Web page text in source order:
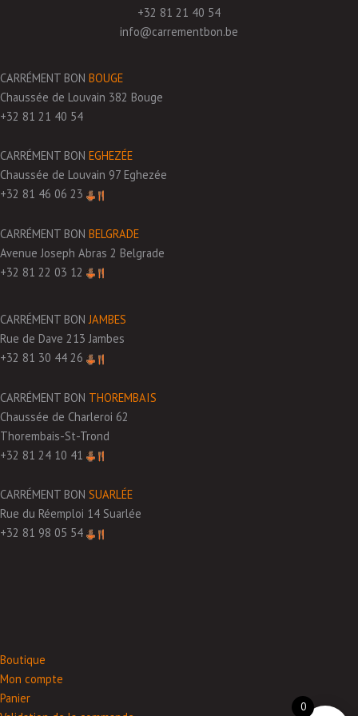
+32 81 21 40 54
info@carrementbon.be
CARRÉMENT BON BOUGE
Chaussée de Louvain 382 Bouge
+32 81 21 40 54
CARRÉMENT BON EGHEZÉE
Chaussée de Louvain 97 Eghezée
+32 81 46 06 23
CARRÉMENT BON BELGRADE
Avenue Joseph Abras 2 Belgrade
+32 81 22 03 12
CARRÉMENT BONJAMBES
Rue de Dave 213 Jambes
+32 81 30 44 26
CARRÉMENT BON THOREMBAIS
Chaussée de Charleroi 62
Thorembais-St-Trond
+32 81 24 10 41
CARRÉMENT BON SUARLÉE
Rue du Réemploi 14 Suarlée
+32 81 98 05 54
Boutique
Mon compte
Panier
0